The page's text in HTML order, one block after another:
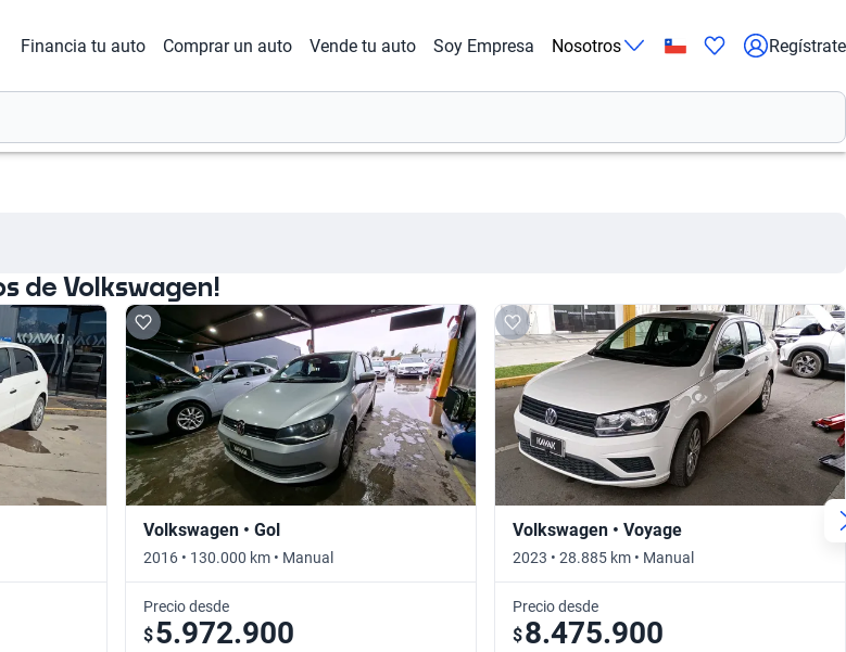
Financia tu auto Comprar un auto Vende tu auto Soy Empresa Nosotros Regístrate
de Volkswagen!
Volkswagen • Gol
2016 • 130.000 km • Manual
Precio desde
$5.972.900
Volkswagen • Voyage
2023 • 28.885 km • Manual
Precio desde
$8.475.900